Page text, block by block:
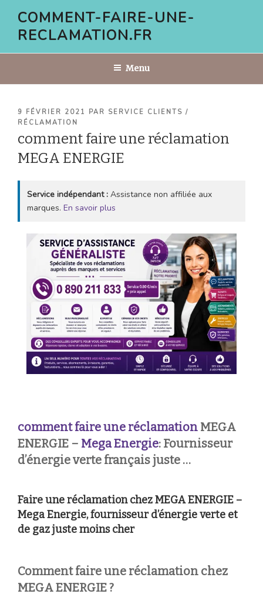
contenu
COMMENT-FAIRE-UNE-
RECLAMATION.FR
Menu
PUBLIÉ
LE
9 FÉVRIER 2021 PAR SERVICE CLIENTS /
RÉCLAMATION
comment faire une réclamation
MEGA ENERGIE
Service indépendant : Assistance non affiliée aux
marques. En savoir plus
comment faire une réclamation MEGA
ENERGIE – Mega Energie: Fournisseur
d’énergie verte français juste …
Faire une réclamation chez MEGA ENERGIE –
Mega Energie, fournisseur d’énergie verte et
de gaz juste moins cher
Comment faire une réclamation chez
MEGA ENERGIE ?